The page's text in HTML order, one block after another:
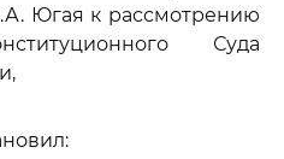
Югая к рассмотрению
Суда